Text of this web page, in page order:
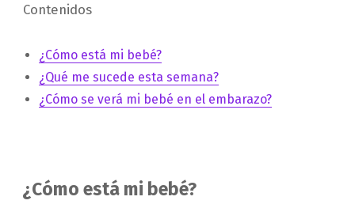
Contenidos
¿Cómo está mi bebé?
¿Qué me sucede esta semana?
¿Cómo se verá mi bebé en el embarazo?
¿Cómo está mi bebé?